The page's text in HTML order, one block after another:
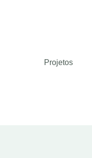
Projetos